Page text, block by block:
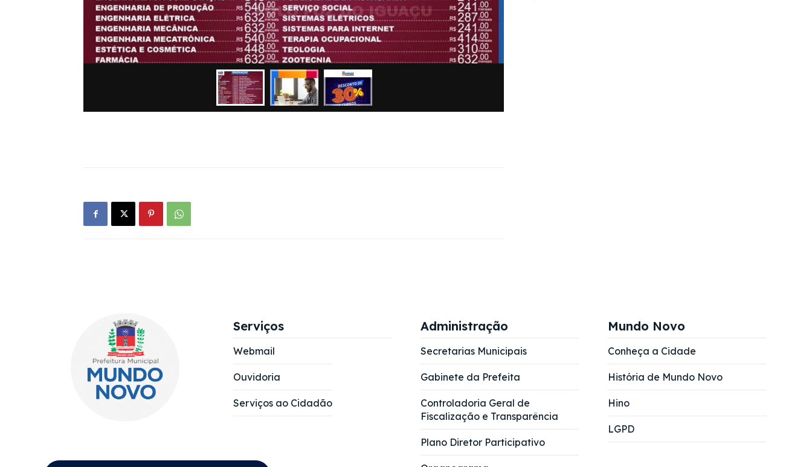
Serviços
Webmail
Ouvidoria
Serviços ao Cidadão
Administração
Secretarias Municipais
Gabinete da Prefeita
Controladoria Geral de
Fiscalização e Transparência
Plano Diretor Participativo
Mundo Novo
Conheça a Cidade
História de Mundo Novo
Hino
LGPD